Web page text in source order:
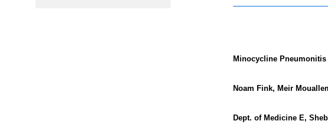
Minocycline
Noam Fink, Meir
Dept. of Medicine E,